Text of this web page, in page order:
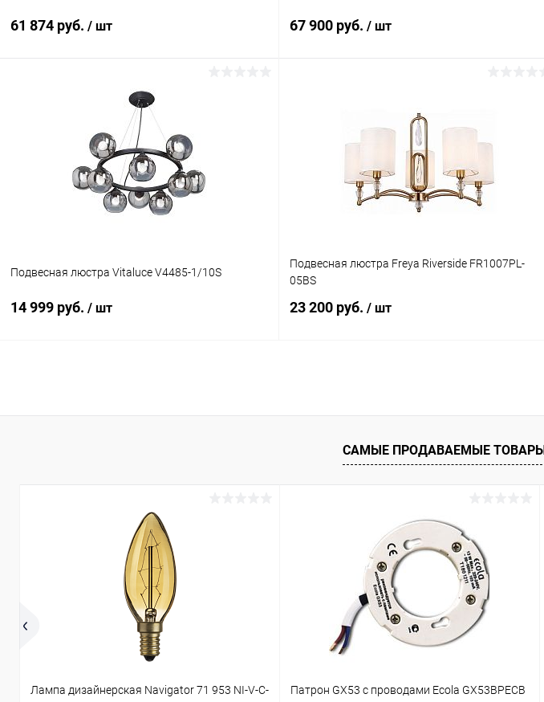
61 874 руб. / шт
В корзину
Купить в 1 клик Сравнение
В наличии
67 900 руб. / шт
Подвесная люстра Vitaluce V4485-1/10S
14 999 руб. / шт
Купить в 1 клик Сравнение
Подвесная люстра Freya Riverside FR1007PL-
05BS
23 200 руб. / шт
Купить в 1 клик Сравнение
В избранное В наличии
САМЫЕ ПРОДАВАЕМЫЕ ТОВАРЫ
Лампа дизайнерская Navigator 71 953 NI-V-C-
Патрон GX53 с проводами Ecola GX53BPECB